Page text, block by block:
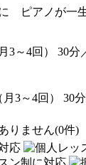
ピアノが一
3～4回） 30分
月3～4回） 30
りません(0件)